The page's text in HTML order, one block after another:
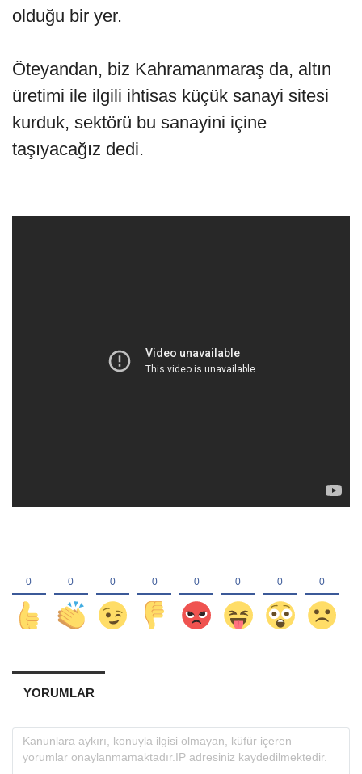
olduğu bir yer.
Öteyandan, biz Kahramanmaraş da, altın
üretimi ile ilgili ihtisas küçük sanayi sitesi
kurduk, sektörü bu sanayini içine
taşıyacağız dedi.
YORUMLAR